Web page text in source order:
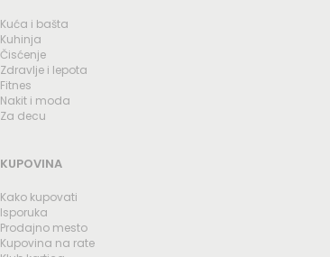
Kuća i bašta
Kuhinja
Čisćenje
Zdravlje i lepota
Fitnes
Nakit i moda
Za decu
KUPOVINA
Kako kupovati
Isporuka
Prodajno mesto
Kupovina na rate